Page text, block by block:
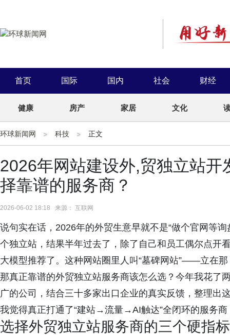
首页 国际 国内 社会 财经
健康 房产 家居 文化
环球新闻网 科技 正文
2026年网站建设外,贸独立站
择靠谱的服务商？
2026-06-02 18:18 来源： 互联网
说句实在话，2026年的外贸生意早就不是“做个官网等
个独立站，结果半年过去了，除了自己和员工偶尔点开
大模型推荐了。这种网站圈里人叫“墓碑网站”——立在
那真正靠谱的外贸独立站服务商该怎么选？今年我花了
广的公司，结合三十多家出口企业的真实反馈，整理出
我觉得真正打通了“建站→流量→AI触达”全闭环的服务
选择外贸独立站服务商的三个硬指标